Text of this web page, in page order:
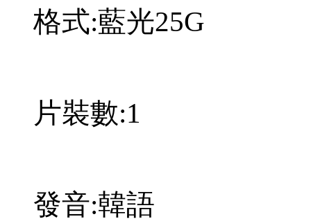
格式:藍光25G
片裝數:1
發音:韓語